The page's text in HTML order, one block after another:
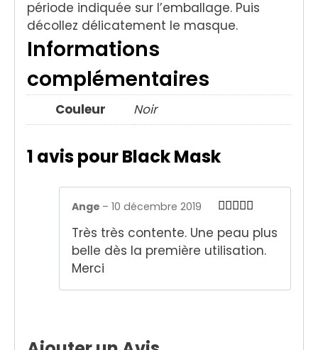
période indiquée sur l’emballage. Puis
décollez délicatement le masque.
Informations
complémentaires
Couleur Noir
1 avis pourBlack Mask
5
Ange – 10 décembre 2019
Très très contente. Une peau plus
belle dès la première utilisation.
Merci